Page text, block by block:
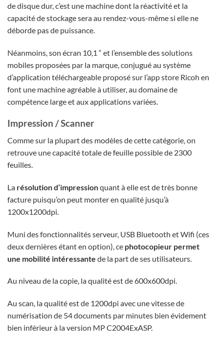
de disque dur, c’est une machine dont la réactivité et la
capacité de stockage sera au rendez-vous-même si elle ne
déborde pas de puissance.
Néanmoins, son écran 10,1 “ et l’ensemble des solutions
mobiles proposées par la marque, conjugué au système
d’application téléchargeable proposé sur l’app store Ricoh en
font une machine agréable à utiliser, au domaine de
compétence large et aux applications variées.
Impression / Scanner
Comme sur la plupart des modèles de cette catégorie, on
retrouve une capacité totale de feuille possible de 2300
feuilles.
La résolution d’impressionquant à elle est de très bonne
facture puisqu’on peut monter en qualité jusqu’à
1200x1200dpi.
Muni des fonctionnalités serveur, USB Bluetooth et Wifi (ces
deux dernières étant en option), ce photocopieur permet
une mobilité intéressante de la part de ses utilisateurs.
Au niveau de la copie, la qualité est de 600x600dpi.
Au scan, la qualité est de 1200dpi avec une vitesse de
numérisation de 54 documents par minutes bien évidement
bien inférieur à la version MP C2004ExASP.